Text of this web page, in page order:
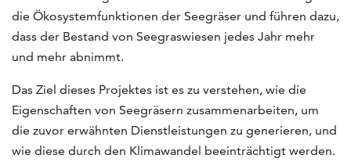
die Ökosystemfunktionen der Seegräser und führen dazu,
dass der Bestand von Seegraswiesen jedes Jahr mehr
und mehr abnimmt.
Das Ziel dieses Projektes ist es zu verstehen, wie die
Eigenschaften von Seegräsern zusammenarbeiten, um
die zuvor erwähnten Dienstleistungen zu generieren, und
wie diese durch den Klimawandel beeinträchtigt werden.